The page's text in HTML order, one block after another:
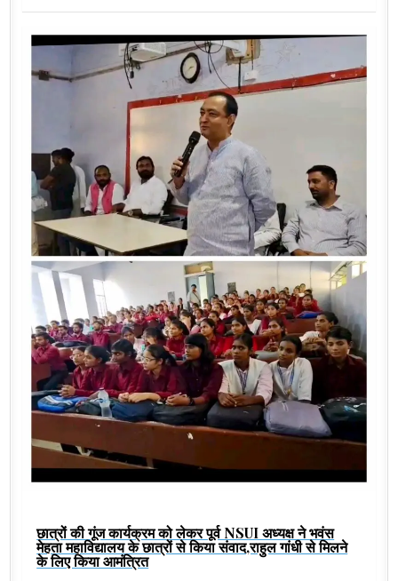
छात्रों की गूंज कार्यक्रम को लेकर पूर्व NSUI अध्यक्ष ने भवंस
मेहता महाविद्यालय के छात्रों से किया संवाद,राहुल गांधी से मिलने
के लिए किया आमंत्रित